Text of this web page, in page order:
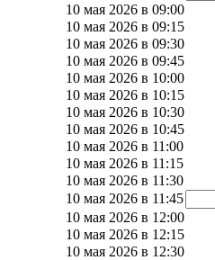
10 мая 2026 в 09:00
10 мая 2026 в 09:15
10 мая 2026 в 09:30
10 мая 2026 в 09:45
10 мая 2026 в 10:00
10 мая 2026 в 10:15
10 мая 2026 в 10:30
10 мая 2026 в 10:45
10 мая 2026 в 11:00
10 мая 2026 в 11:15
10 мая 2026 в 11:30
10 мая 2026 в 11:45
10 мая 2026 в 12:00
10 мая 2026 в 12:15
10 мая 2026 в 12:30